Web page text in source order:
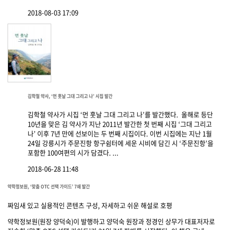
2018-08-03 17:09
김학철 약사, ‘먼 훗날 그대 그리고 나’ 시집 발간
김학철 약사가 시집 ‘먼 훗날 그대 그리고 나’를 발간했다. 올해로 등단
10년을 맞은 김 약사가 지난 2011년 발간한 첫 번째 시집 ‘그대 그리고
나’ 이후 7년 만에 선보이는 두 번째 시집이다. 이번 시집에는 지난 1월
24일 강릉시가 주문진항 항구쉼터에 세운 시비에 담긴 시 ‘주문진항’을
포함한 100여편의 시가 담겼다. ...
2018-06-28 11:48
약학정보원, ‘맞춤 OTC 선택 가이드’ 7쇄 발간
짜임새 있고 실용적인 콘텐츠 구성, 자세하고 쉬운 해설로 호평
약학정보원(원장 양덕숙)이 발행하고 양덕숙 원장과 정경인 상무가 대표저자로